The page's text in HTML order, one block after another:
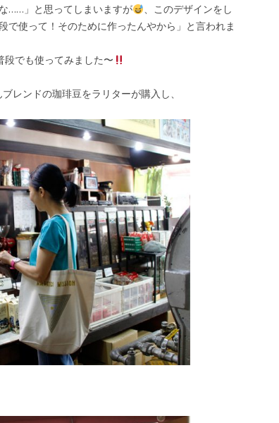
……」と思ってしまいますが
、このデザインをし
で使って！そのために作ったんやから」と言われま
でも使ってみました〜
レンドの珈琲豆をラリターが購入し、